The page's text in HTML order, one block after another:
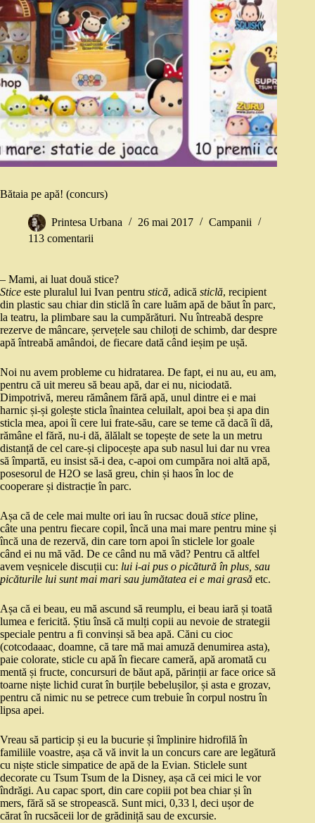
Bătaia pe apă! (concurs)
Printesa Urbana 26 mai 2017
Campanii
113 comentarii
– Mami, ai luat două stice?
Stice este pluralul lui Ivan pentru stică, adică sticlă, recipient
din plastic sau chiar din sticlă în care luăm apă de băut în parc,
la teatru, la plimbare sau la cumpărături. Nu întreabă despre
rezerve de mâncare, șervețele sau chiloți de schimb, dar despre
apă întreabă amândoi, de fiecare dată când ieșim pe ușă.
Noi nu avem probleme cu hidratarea. De fapt, ei nu au, eu am,
pentru că uit mereu să beau apă, dar ei nu, niciodată.
Dimpotrivă, mereu rămânem fără apă, unul dintre ei e mai
harnic și-și golește sticla înaintea celuilalt, apoi bea și apa din
sticla mea, apoi îi cere lui frate-său, care se teme că dacă îi dă,
rămâne el fără, nu-i dă, ălălalt se topește de sete la un metru
distanță de cel care-și clipocește apa sub nasul lui dar nu vrea
să împartă, eu insist să-i dea, c-apoi om cumpăra noi altă apă,
posesorul de H2O se lasă greu, chin și haos în loc de
cooperare și distracție în parc.
Așa că de cele mai multe ori iau în rucsac două stice pline,
câte una pentru fiecare copil, încă una mai mare pentru mine și
încă una de rezervă, din care torn apoi în sticlele lor goale
când ei nu mă văd. De ce când nu mă văd? Pentru că altfel
avem veșnicele discuții cu: lui i-ai pus o picătură în plus, sau
picăturile lui sunt mai mari sau jumătatea ei e mai grasă etc.
Așa că ei beau, eu mă ascund să reumplu, ei beau iară și toată
lumea e fericită. Știu însă că mulți copii au nevoie de strategii
speciale pentru a fi convinși să bea apă. Căni cu cioc
(cotcodaaac, doamne, că tare mă mai amuză denumirea asta),
paie colorate, sticle cu apă în fiecare cameră, apă aromată cu
mentă și fructe, concursuri de băut apă, părinții ar face orice să
toarne niște lichid curat în burțile bebelușilor, și asta e grozav,
pentru că nimic nu se petrece cum trebuie în corpul nostru în
lipsa apei.
Vreau să particip și eu la bucurie și împlinire hidrofilă în
familiile voastre, așa că vă invit la un concurs care are legătură
cu niște sticle simpatice de apă de la Evian. Sticlele sunt
decorate cu Tsum Tsum de la Disney, așa că cei mici le vor
îndrăgi. Au capac sport, din care copiii pot bea chiar și în
mers, fără să se stropească. Sunt mici, 0,33 l, deci ușor de
cărat în rucsăceii lor de grădiniță sau de excursie.